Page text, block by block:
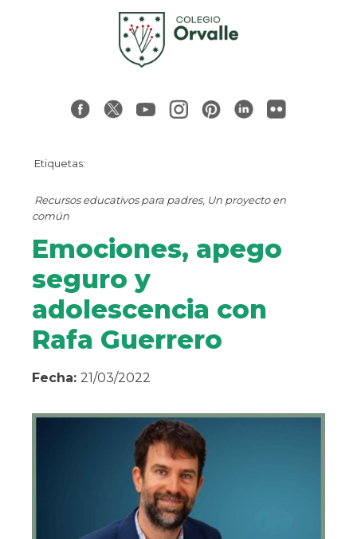
Etiquetas:
Recursos educativos para padres, Un proyecto en
común
Emociones, apego
seguro y
adolescencia con
Rafa Guerrero
Fecha: 21/03/2022